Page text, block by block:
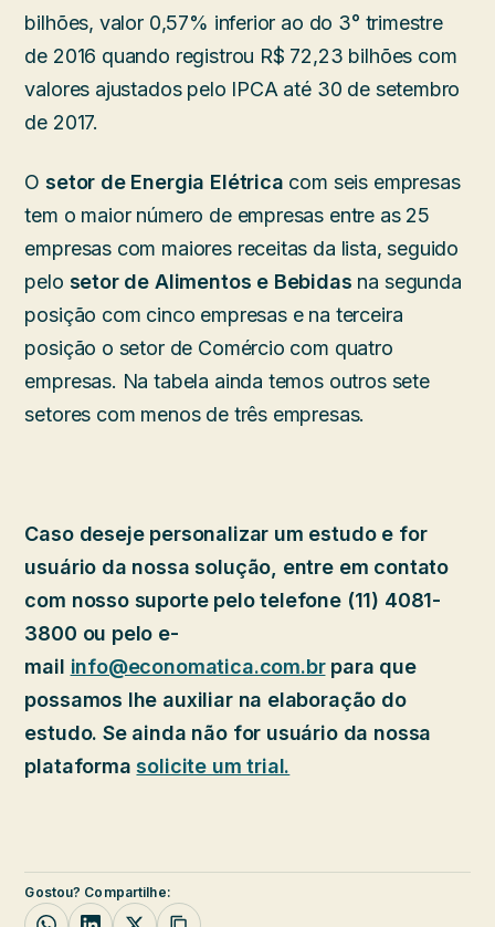
bilhões, valor 0,57% inferior ao do 3° trimestre
de 2016 quando registrou R$ 72,23 bilhões com
valores ajustados pelo IPCA até 30 de setembro
de 2017.
Osetor de Energia Elétrica com seis empresas
tem o maior número de empresas entre as 25
empresas com maiores receitas da lista, seguido
pelo setor de Alimentos e Bebidas na segunda
posição com cinco empresas e na terceira
posição o setor de Comércio com quatro
empresas. Na tabela ainda temos outros sete
setores com menos de três empresas.
Caso deseje personalizar um estudo e for
usuário da nossa solução, entre em contato
com nosso suporte pelo telefone (11) 4081-
3800 ou pelo e-
mail info@economatica.com.brpara que
possamos lhe auxiliar na elaboração do
estudo. Se ainda não for usuário da nossa
plataformasolicite um trial.
Gostou? Compartilhe: